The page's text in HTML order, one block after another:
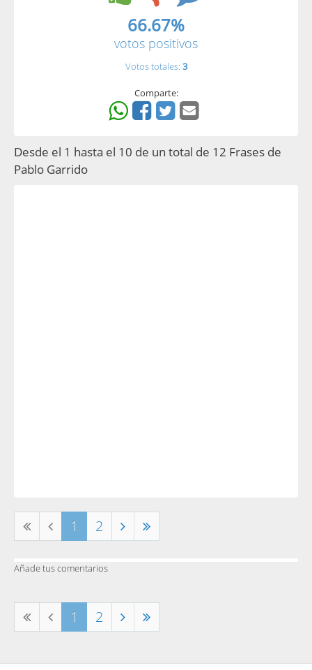
66.67%
votos positivos
Votos totales: 3
Comparte:
Desde el 1 hasta el 10 de un total de 12 Frases de
Pablo Garrido
1 2
Añade tus comentarios
1 2